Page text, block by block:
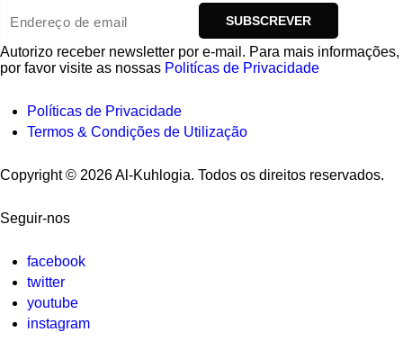
Autorizo ​​receber newsletter por e-mail. Para mais informações,
por favor visite as nossas Politícas de Privacidade
Políticas de Privacidade
Termos & Condições de Utilização
Copyright © 2026 Al-Kuhlogia. Todos os direitos reservados.
Seguir-nos
facebook
twitter
youtube
instagram